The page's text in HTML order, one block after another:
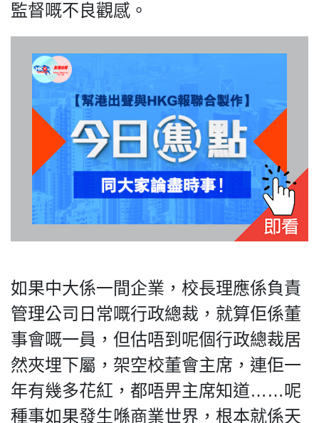
聲
2018
Silent
For
rights
reserved.
監督嘅不良觀感。
如果中大係一間企業，校長理應係負責
管理公司日常嘅行政總裁，就算佢係董
事會嘅一員，但估唔到呢個行政總裁居
然夾埋下屬，架空校董會主席，連佢一
年有幾多花紅，都唔畀主席知道……呢
種事如果發生喺商業世界，根本就係天